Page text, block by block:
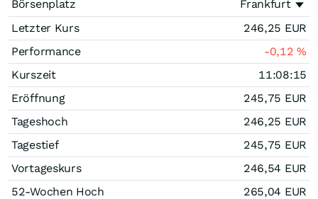
Börsenplatz
Frankfurt
Letzter Kurs
246,25 EUR
Performance
-0,12%
Kurszeit
11:08:15
Eröffnung
245,75 EUR
Tageshoch
246,25 EUR
Tagestief
245,75 EUR
Vortageskurs
246,54 EUR
52-Wochen Hoch
265,04 EUR